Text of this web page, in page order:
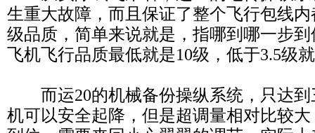
生重大故障，而且保证了整个飞行包线
级品质，简单来说就是，指哪到哪一步
飞机飞行品质最低就是10级，低于3.5级
而运20的机械备份操纵系统，只达到
机可以安全起降，但是超调量相对比较